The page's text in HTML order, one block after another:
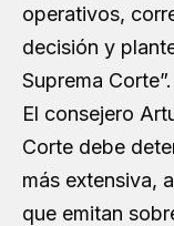
operativos,
decisión y
Suprema Corte”.
El consejero
Corte debe
más extensiva,
que emitan